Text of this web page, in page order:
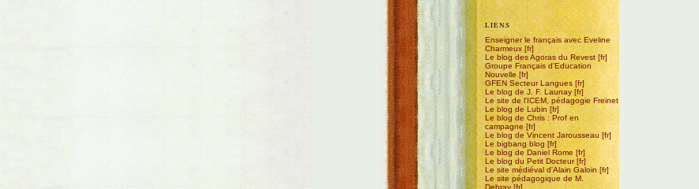
LIENS
Enseigner le français avec Eveline
Charmeux
Le blog des Agoras du Revest
Groupe Français d'Education
Nouvelle
GFEN Secteur Langues
Le blog de J. F. Launay
Le site de l'ICEM, pédagogie Freinet
Le blog de Lubin
Le blog de Chris : Prof en
campagne
Le blog de Vincent Jarousseau
Le bigbang blog
Le blog de Daniel Rome
Le blog du Petit Docteur
Le site médiéval d'Alain Galoin
Le site pédagogique de M.
Debray